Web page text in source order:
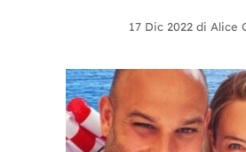
17 Dic 2022 di Alice